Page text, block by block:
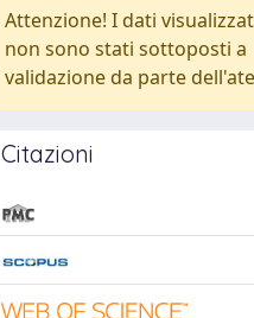
Attenzione! I dati
non sono stati sottoposti a
validazione da parte
Citazioni